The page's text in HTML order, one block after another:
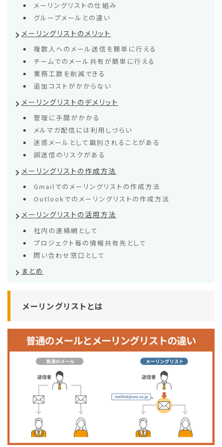
メーリングリストの仕組み
グループメールとの違い
メーリングリストのメリット
複数人へのメール送信を簡単に行える
チームでのメール共有が簡単に行える
業務工数を削減できる
追加コストがかからない
メーリングリストのデメリット
管理に手間がかかる
メルマガ配信には利用しづらい
迷惑メールとして識別されることがある
誤送信のリスクがある
メーリングリストの作成方法
Gmailでのメーリングリストの作成方法
Outlookでのメーリングリストの作成方法
メーリングリストの活用方法
社内の連絡網として
プロジェクト毎の情報共有先として
問い合わせ窓口として
まとめ
メーリングリストとは